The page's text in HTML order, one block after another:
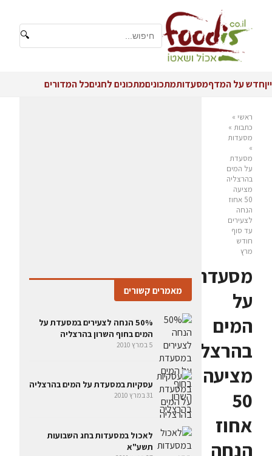
🔍
ייןחדש על המדףמסעדותמתכוניםמתכונים לחגיםכל המדורים
ראשי »
כתבות »
מסעדות
»
מסעדת
על המים
בהרצליה
מציעה
50 אחוז
הנחה
לצעירים
עד סוף
חודש
מרץ
מסעדת
על
המים
בהרצליה
מציעה
50
אחוז
הנחה
מאמרים קשורים
50% הנחה לצעירים במסעדת על
המים בחוף השרון בהרצליה
5 במרץ 2010
עסקיות במסעדת על המים בהרצליה
31 במרץ 2010
לאכול במסעדות בחג השבועות
תשע"א